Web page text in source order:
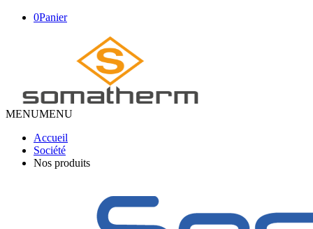
0Panier
MENUMENU
Accueil
Société
Nos produits